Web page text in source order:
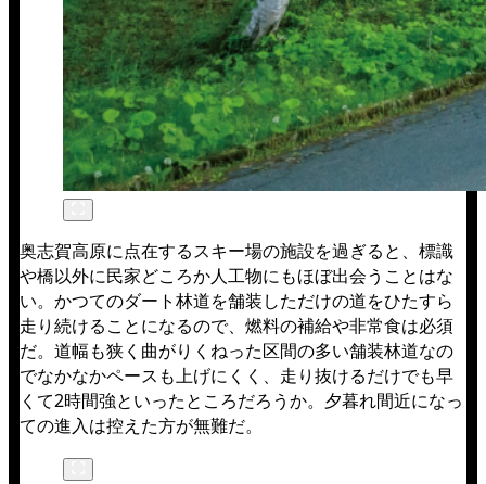
奥志賀高原に点在するスキー場の施設を過ぎると、標識
や橋以外に民家どころか人工物にもほぼ出会うことはな
い。かつてのダート林道を舗装しただけの道をひたすら
走り続けることになるので、燃料の補給や非常食は必須
だ。道幅も狭く曲がりくねった区間の多い舗装林道なの
でなかなかペースも上げにくく、走り抜けるだけでも早
くて2時間強といったところだろうか。夕暮れ間近になっ
ての進入は控えた方が無難だ。